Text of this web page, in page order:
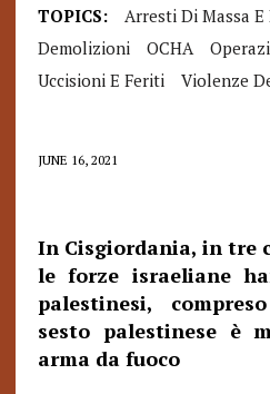
TOPICS:
Arresti Di Massa
Demolizioni
OCHA
Uccisioni E Feriti
Violenze
JUNE 16, 2021
In Cisgiordania, in tre
le forze israeliane
palestinesi,
sesto palestinese è
arma da fuoco